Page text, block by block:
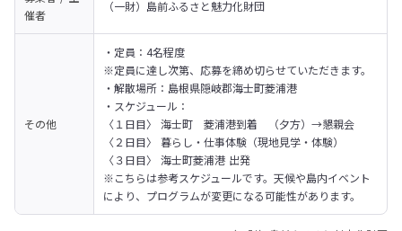
催者
（一財）島前ふるさと魅力化財団
その他
・定員：4名程度
※定員に達し次第、応募を締め切らせていただきます。
・解散場所：島根県隠岐郡海士町菱浦港
・スケジュール：
〈１日目〉 海士町　菱浦港到着　（夕方）→懇親会
〈２日目〉 暮らし・仕事体験（現地見学・体験）
〈３日目〉 海士町菱浦港 出発
※こちらは参考スケジュールです。天候や島内イベント
により、プログラムが変更になる可能性があります。